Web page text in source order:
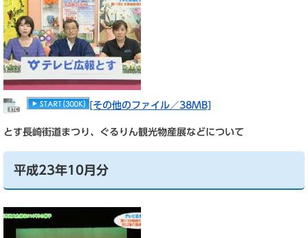
[その他のファイル／38MB]
とす長崎街道まつり、ぐるりん観光物産展などについて
平成23年10月分